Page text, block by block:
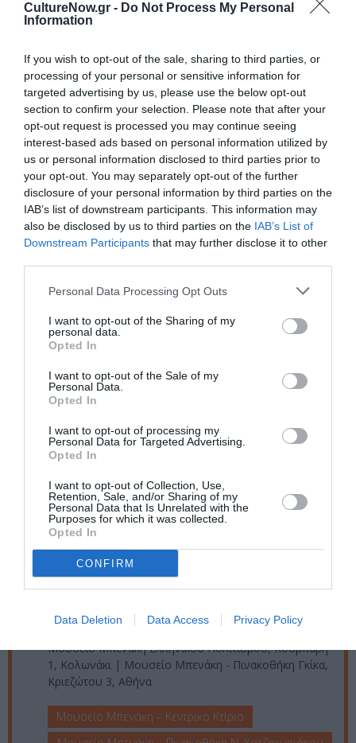
CultureNow.gr - Do Not Process My Personal
Information
If you wish to opt-out of the sale, sharing to third parties, or
processing of your personal or sensitive information for
targeted advertising by us, please use the below opt-out
section to confirm your selection. Please note that after your
opt-out request is processed you may continue seeing
interest-based ads based on personal information utilized by
us or personal information disclosed to third parties prior to
your opt-out. You may separately opt-out of the further
disclosure of your personal information by third parties on the
IAB’s list of downstream participants. This information may
also be disclosed by us to third parties on the IAB’s List of
Downstream Participants that may further disclose it to other
Personal Data Processing Opt Outs
I want to opt-out of the Sharing of my
personal data.
Opted In
I want to opt-out of the Sale of my
Personal Data.
Opted In
I want to opt-out of processing my
Personal Data for Targeted Advertising.
Opted In
I want to opt-out of Collection, Use,
Retention, Sale, and/or Sharing of my
Personal Data that Is Unrelated with the
Purposes for which it was collected.
Opted In
CONFIRM
Data Deletion Data Access Privacy Policy
Ο Τόμεκ Γιοβάνης είναι εικονογράφος και δημιουργός
του τμήματος Γραφιστικής της Σχολής Γραφικών
Τεχνών και Καλλιτεχνικών Σπουδών του ΤΕΙ Αθήνας,
με ειδικότητα το animation.
Δημιουργός της σειράς κόμικς Κουλούρι και του
κόμικς Ωχ Θεέ Μου!!! , έχει εικονογραφήσει επίσης
πολλά βιβλία. Έχει συμμετάσχει σε εκθέσεις στην
Ελλάδα και στο εξωτερικό και τα έργα του έχουν
βραβευθεί στα ΕΒΓΕ, στα Ελληνικά Βραβεία Κόμικς
ΕΛ.ΒΡΑ.ΚΟ και σε διεθνείς διαγωνισμούς. Για πολλά
χρόνια εργάστηκε στον χώρο του animation ως
animator, storyboard artist, layout supervisor και
σκηνοθέτης συμμετέχοντας σε σειρές κινούμενων
τίτλους τηλεοπτικών σειρών και προγραμμάτων.
Tomek*SPACE, όπου δημιουργεί, εκθέτει τα έργα του
και παραδίδει μαθήματα κόμικς για παιδιά και νέους.
Κάθε παιδί μπορεί να πάρει μέρος ΜΟΝΟ σε μία από τις
προτεινόμενες για την ηλικία του εβδομάδες.
Ταυτότητα Εκδήλωσης
Ημερομηνία:
22/06/2026
Δευτέρα έως Παρασκευή 09.00-15.00
Τοποθεσία:
Μουσείο Μπενάκη Ελληνικού Πολιτισμού, Κουμπάρη
1, Κολωνάκι | Μουσείο Μπενάκη - Πινακοθήκη Γκίκα,
Κριεζώτου 3, Αθήνα
Μουσείο Μπενάκη – Κεντρικό Κτίριο